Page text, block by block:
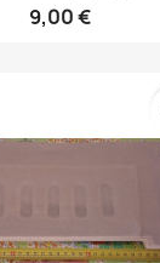
9,00 €